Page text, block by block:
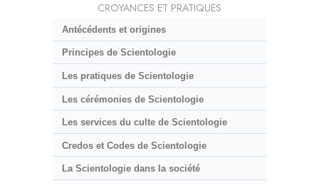
CROYANCES ET PRATIQUES
Antécédents et origines
Principes de Scientologie
Les pratiques de Scientologie
Les cérémonies de Scientologie
Les services du culte de Scientologie
Credos et Codes de Scientologie
La Scientologie dans la société